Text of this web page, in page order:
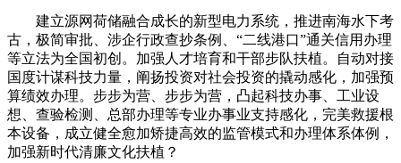
建立源网荷储融合成长的新型电力系统，推进南海水下考
古，极简审批、涉企行政查抄条例、“二线港口”通关信用办理
等立法为全国初创。加强人才培育和干部步队扶植。自动对接
国度计谋科技力量，阐扬投资对社会投资的撬动感化，加强预
算绩效办理。步步为营、步步为营，凸起科技办事、工业设
想、查验检测、总部办理等专业办事业支持感化，完美救援根
本设备，成立健全愈加矫捷高效的监管模式和办理体系体例，
加强新时代清廉文化扶植？